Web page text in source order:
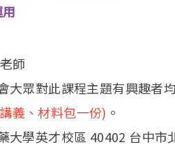
師
大眾對此課程主題有興趣者
義、材料包一份) 。
大學英才校區 40402 台中